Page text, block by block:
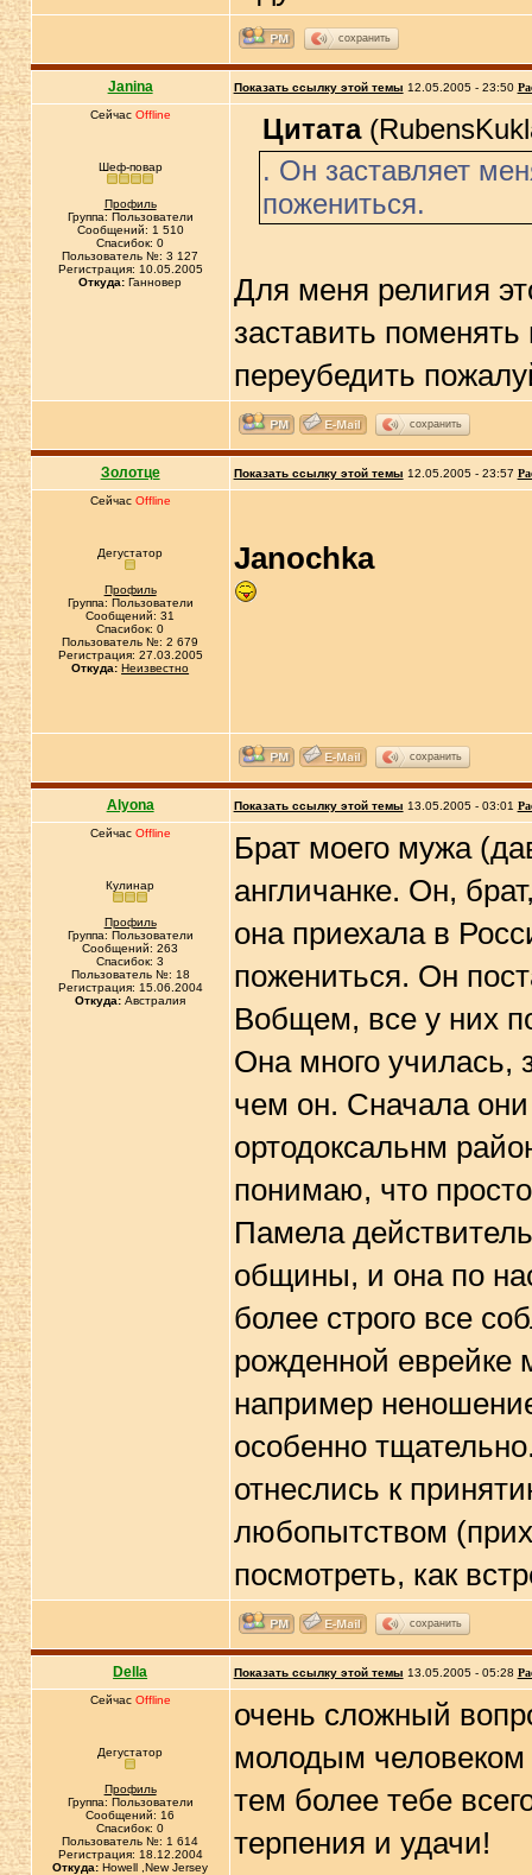
сохранить
Janina Показать ссылку этой темы 12.05.2005 - 23:50
Сейчас Offline
Шеф-повар
Профиль
Группа: Пользователи
Сообщений: 1 510
Спасибок: 0
Пользователь №: 3 127
Регистрация: 10.05.2005
Откуда: Ганновер
Цитата
. Он заставляет
пожениться.
Для меня религия
заставить поменять
переубедить
сохранить
Золотце Показать ссылку этой темы 12.05.2005 - 23:57
Сейчас Offline
Дегустатор
Профиль
Группа: Пользователи
Сообщений: 31
Спасибок: 0
Пользователь №: 2 679
Регистрация: 27.03.2005
Откуда: Неизвестно
Janochka
сохранить
Alyona Показать ссылку этой темы 13.05.2005 - 03:01
Сейчас Offline
Кулинар
Профиль
Группа: Пользователи
Сообщений: 263
Спасибок: 3
Пользователь №: 18
Регистрация: 15.06.2004
Откуда: Австралия
Брат моего мужа
англичанке. Он,
она приехала в
пожениться. Он
Вобщем, все у них
Она много училась,
чем он. Сначала
ортодоксальнм
понимаю, что
Памела
общины, и она по
более строго все
рожденной еврейке
например
особенно
отнеслись к
любопытством
посмотреть, как
сохранить
Della Показать ссылку этой темы 13.05.2005 - 05:28
Сейчас Offline
Дегустатор
Профиль
Группа: Пользователи
Сообщений: 16
Спасибок: 0
Пользователь №: 1 614
Регистрация: 18.12.2004
Откуда: Howell ,New Jersey
очень сложный
молодым человеком
тем более тебе
терпения и удачи!